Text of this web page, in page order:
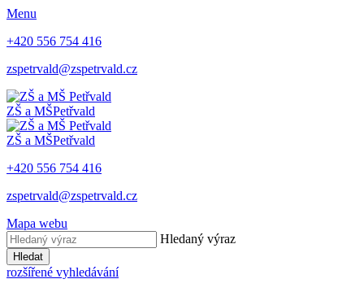
Menu
+420 ​556 754 416
​zspetrvald@zspetrvald.cz​
ZŠ a MŠPetřvald
ZŠ a MŠPetřvald
+420 ​556 754 416
​zspetrvald@zspetrvald.cz​
Mapa webu
Hledaný výraz
Hledat
rozšířené vyhledávání